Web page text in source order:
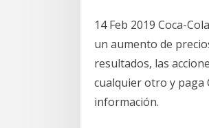
14 Feb 2019 Coca-
un aumento de
resultados, las
cualquier otro y paga
información.